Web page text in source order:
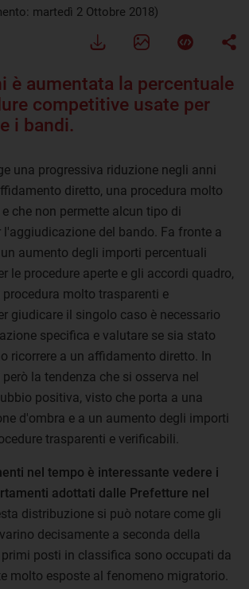
martedì 2 Ottobre 2018)
è aumentata la percentuale
competitive usate per
i bandi.
una progressiva riduzione negli anni
diretto, una procedura molto
che non permette alcun tipo di
l'aggiudicazione del bando. Fa fronte a
aumento degli importi percentuali
le procedure aperte e gli accordi quadro,
molto trasparenti e
giudicare il singolo caso è necessario
specifica e valutare se sia stato
ricorrere a un affidamento diretto. In
la tendenza che si osserva nel
positiva, visto che porta a una
d'ombra e a un aumento degli importi
trasparenti e verificabili.
nel tempo è interessante vedere i
adottati dalle Prefetture nel
distribuzione si può notare come gli
decisamente a seconda della
posti in classifica sono occupati da
molto esposte al fenomeno migratorio.